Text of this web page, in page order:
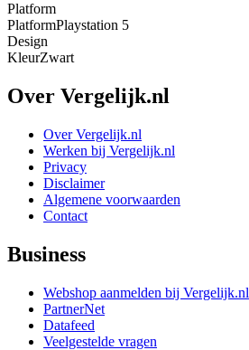
Platform
PlatformPlaystation 5
Design
KleurZwart
Over Vergelijk.nl
Over Vergelijk.nl
Werken bij Vergelijk.nl
Privacy
Disclaimer
Algemene voorwaarden
Contact
Business
Webshop aanmelden bij Vergelijk.nl
PartnerNet
Datafeed
Veelgestelde vragen